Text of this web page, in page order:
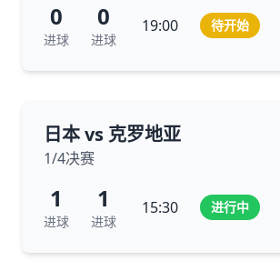
0
进球
0
进球
19:00 待开始
日本 vs 克罗地亚
1/4决赛
1
进球
1
进球
15:30 进行中